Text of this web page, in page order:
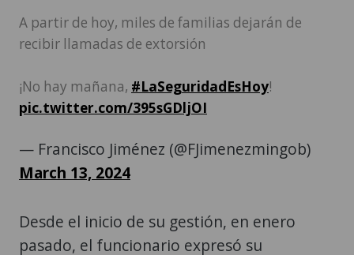
A partir de hoy, miles de familias dejarán de
recibir llamadas de extorsión
¡No hay mañana, #LaSeguridadEsHoy!
pic.twitter.com/395sGDljOI
— Francisco Jiménez (@FJimenezmingob)
March 13, 2024
Desde el inicio de su gestión, en enero
pasado, el funcionario expresó su